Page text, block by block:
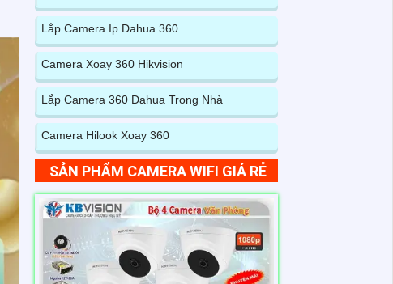
Lắp Camera Ip Dahua 360
Camera Xoay 360 Hikvision
Lắp Camera 360 Dahua Trong Nhà
Camera Hilook Xoay 360
SẢN PHẨM CAMERA WIFI GIÁ RẺ